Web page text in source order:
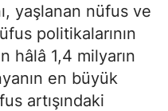
yaşlanan nüfus ve
politikalarının
hâlâ 1,4 milyarın
en büyük
artışındaki